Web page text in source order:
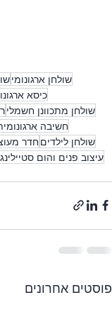
שולחן ארגונומי
כיסא
שולחן מתכוונן חשמלי
חשיבה
שולחן לילדים חדר
עיצוב פנים והום סטיילינג
פוסטים אחרונים